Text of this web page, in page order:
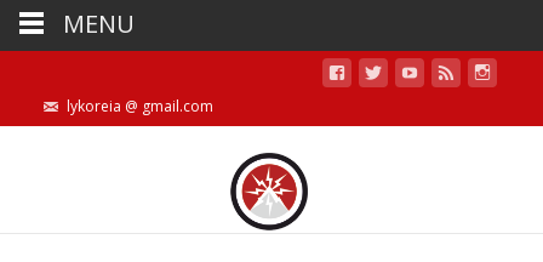
lykoreia @ gmail.com
MENU